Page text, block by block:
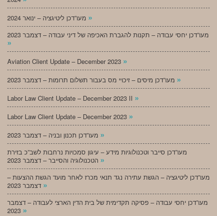
»
מעו”דכן יחסי עבודה – תקנות להגברת האכיפה של דיני עבודה – דצמבר 2023
»
Aviation Client Update – December 2023 »
»
Labor Law Client Update – December 2023 II »
Labor Law Client Update – December 2023 »
»
מעו”דכן סייבר וטכנולוגיות מידע – עיגון סמכויות נרחבות לשב”כ בזירת
»
מעו”דכן ליטיגציה – הגשת עתירה נגד תנאי מכרז לאחר מועד הגשת ההצעות –
»
מעו”דכן יחסי עבודה – פסיקה תקדימית של בית הדין הארצי לעבודה – דצמבר
»